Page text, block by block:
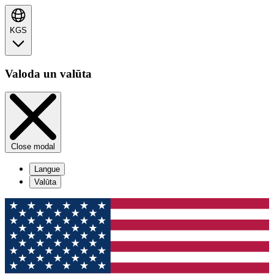
KGS
Valoda un valūta
Close modal
Langue
Valūta